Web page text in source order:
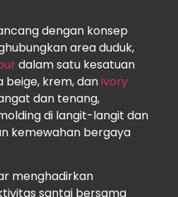
dengan konsep
area duduk,
dalam satu kesatuan
beige, krem, danivory
dan tenang,
di langit-langit dan
kemewahan bergaya
menghadirkan
santai bersama